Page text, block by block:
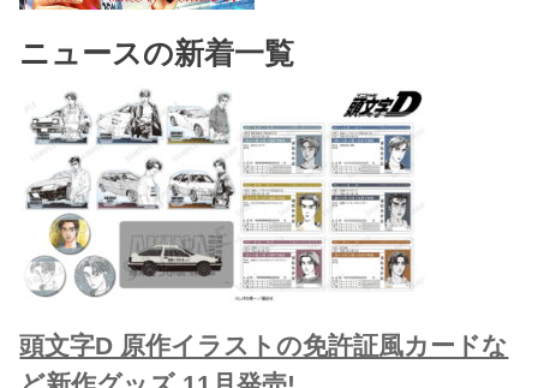
ニュースの新着一覧
頭文字D 原作イラストの免許証風カードな